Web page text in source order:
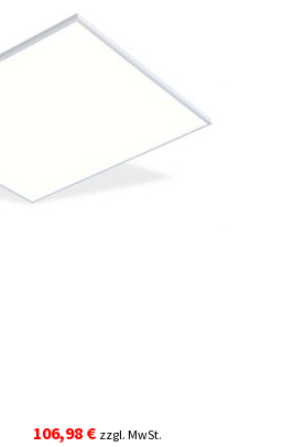
Ursprünglicher
106,98 €Aktueller
zzgl. MwSt.